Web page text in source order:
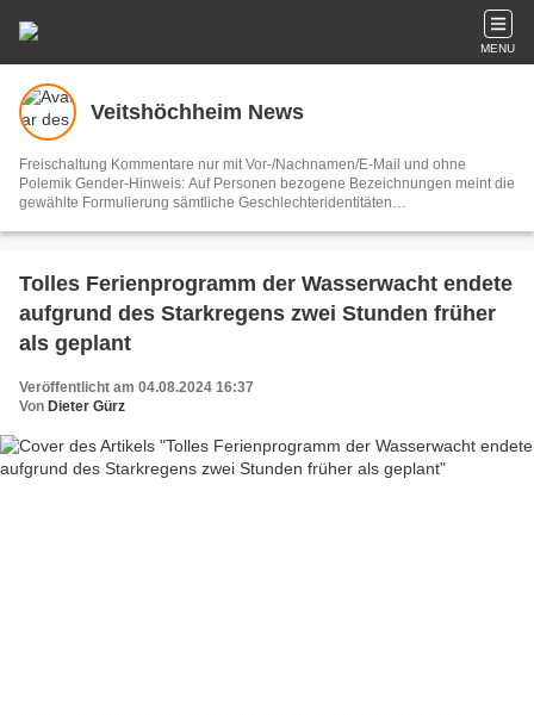
MENU
Veitshöchheim News
Freischaltung Kommentare nur mit Vor-/Nachnamen/E-Mail und ohne
Polemik Gender-Hinweis: Auf Personen bezogene Bezeichnungen meint die
gewählte Formulierung sämtliche Geschlechteridentitäten
GVO ist ausschließlich Sache der Overblog-Hosting-Plattform. Ihre E-Mail-
Tolles Ferienprogramm der Wasserwacht endete
aufgrund des Starkregens zwei Stunden früher
als geplant
Veröffentlicht am 04.08.2024 16:37
Von Dieter Gürz